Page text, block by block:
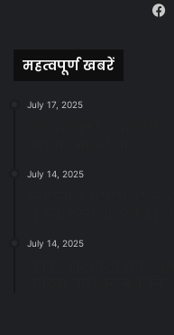
महत्वपूर्ण खबरें
July 17, 2025
July 14, 2025
July 14, 2025